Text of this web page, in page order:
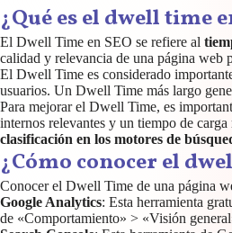
¿Qué es el dwell time
El Dwell Time en SEO se refiere al
calidad y relevancia de una página web
El Dwell Time es considerado
usuarios. Un Dwell Time más largo
Para mejorar el Dwell Time, es
internos relevantes y un tiempo de
clasificación en los motores de
¿Cómo conocer el
Conocer el Dwell Time de una página
Google Analytics: Esta herramienta
de «Comportamiento» > «Visión